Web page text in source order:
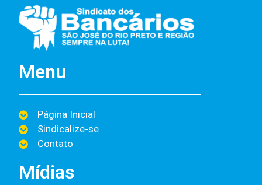
Menu
Página Inicial
Sindicalize-se
Contato
Mídias